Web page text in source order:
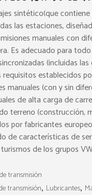
sintético(que
las estaciones,
manuales con
Es adecuado para
(incluidas
establecidos
manuales (con y sin
de alta carga de
terreno (construcción,
por fabricantes
de características de
de los grupos
transmisión
transmisión, Lubricantes,